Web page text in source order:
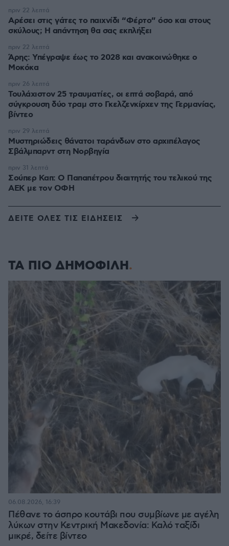
Αρέσει στις γάτες το παιχνίδι “Φέρτο” όσο και στους
σκύλους; Η απάντηση θα σας εκπλήξει
πριν 22 λεπτά
Άρης: Υπέγραψε έως το 2028 και ανακοινώθηκε ο
Μοκόκα
πριν 22 λεπτά
Τουλάχιστον 25 τραυματίες, οι επτά σοβαρά, από
σύγκρουση δύο τραμ στο Γκελζενκίρχεν της Γερμανίας,
βίντεο
πριν 26 λεπτά
Μυστηριώδεις θάνατοι ταράνδων στο αρχιπέλαγος
Σβάλμπαρντ στη Νορβηγία
πριν 29 λεπτά
Σούπερ Καπ: Ο Παπαπέτρου διαιτητής του τελικού της
ΑΕΚ με τον ΟΦΗ
πριν 31 λεπτά
ΔΕΙΤΕ ΟΛΕΣ ΤΙΣ ΕΙΔΗΣΕΙΣ
ΤΑ ΠΙΟ ΔΗΜΟΦΙΛΗ
Πέθανε το άσπρο κουτάβι που συμβίωνε με αγέλη
λύκων στην Κεντρική Μακεδονία: Καλό ταξίδι
μικρέ, δείτε βίντεο
06.08.2026, 16:39